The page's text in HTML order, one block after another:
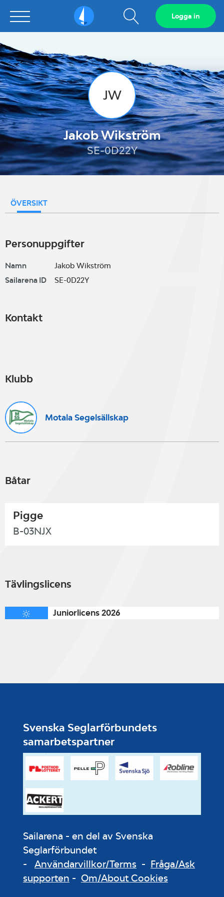
Sailarena Visa
sökfält
Logga in
JW
Jakob Wikström
SE-0D22Y
ÖVERSIKT
Personuppgifter
Namn
Jakob Wikström
Sailarena ID
SE-0D22Y
Kontakt
Klubb
Motala Segelsällskap
Båtar
Pigge
B-03NJX
Tävlingslicens
Juniorlicens 2026
Svenska Seglarförbundets
samarbetspartner
Sailarena - en del av Svenska
Seglarförbundet
- Användarvillkor/Terms - Fråga/Ask
supporten - Om/About Cookies